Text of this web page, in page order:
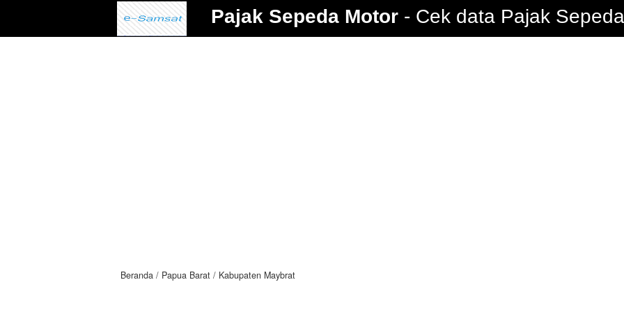
Pajak Sepeda Motor Cek data Pajak
Beranda Papua Barat Kabupaten Maybrat